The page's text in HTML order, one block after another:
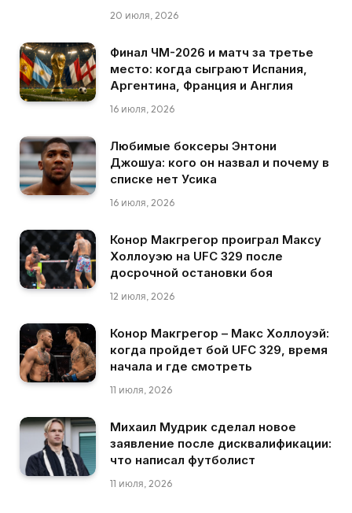
20 июля, 2026
Финал ЧМ-2026 и матч за третье
место: когда сыграют Испания,
Аргентина, Франция и Англия
16 июля, 2026
Любимые боксеры Энтони
Джошуа: кого он назвал и почему в
списке нет Усика
16 июля, 2026
Конор Макгрегор проиграл Максу
Холлоуэю на UFC 329 после
досрочной остановки боя
12 июля, 2026
Конор Макгрегор – Макс Холлоуэй:
когда пройдет бой UFC 329, время
начала и где смотреть
11 июля, 2026
Михаил Мудрик сделал новое
заявление после дисквалификации:
что написал футболист
11 июля, 2026